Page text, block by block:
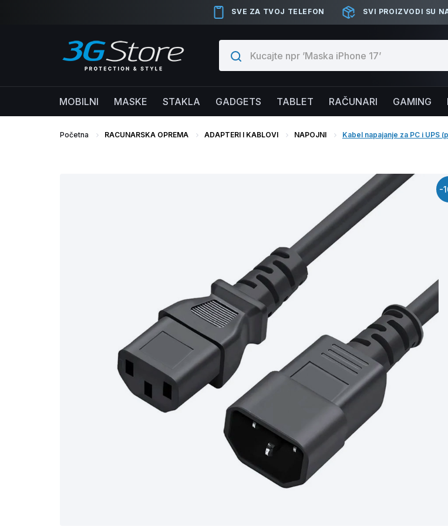
SVE ZA TVOJ TELEFON SVI PROIZVODI SU
MOBILNI MASKE STAKLA GADGETS TABLET RAČUNARI GAMING
Početna RACUNARSKA OPREMA ADAPTERI I KABLOVI NAPOJNI Kabel napajanje za PC i UPS
-